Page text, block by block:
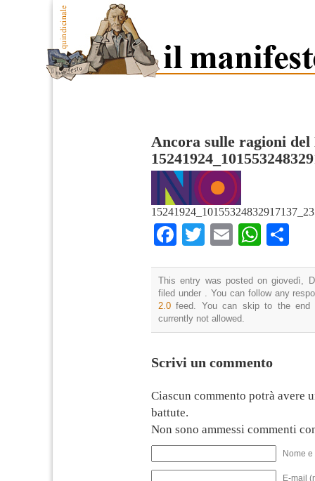
Ancora sulle ragioni del
Facebook
TwitterEmail
This entry was posted on giovedì,
filed under . You can follow any
2.0 feed. You can skip to the end
currently not allowed.
Scrivi un commento
Ciascun commento potrà avere
battute.
Non sono ammessi commenti
Nome
E-mail